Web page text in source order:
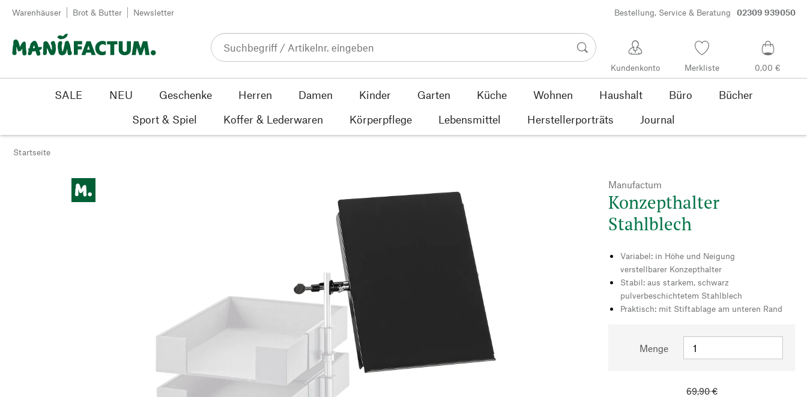
Zum Inhalt springen
Warenhäuser Brot & Butter Newsletter Bestellung, Service & Beratung 02309 939050
Kundenkonto Merkliste 0,00 €
SALE NEU Geschenke Herren Damen Kinder Garten Küche Wohnen Haushalt Büro
Bücher
Sport & Spiel
Koffer & Lederwaren Körperpflege Lebensmittel Herstellerporträts Journal
Startseite
Manufactum
Konzepthalter
Stahlblech
Variabel: in Höhe und Neigung
verstellbarer Konzepthalter
Stabil: aus starkem, schwarz
pulverbeschichtetem Stahlblech
Praktisch: mit Stiftablage am unteren Rand
Menge
69,90 €